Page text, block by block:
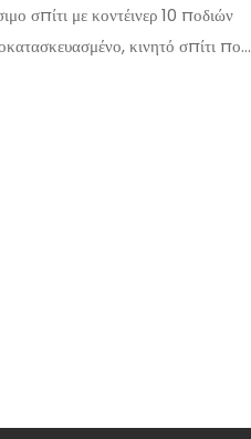
σπίτι με κοντέινερ 10 ποδιών
κινητό σπίτι που